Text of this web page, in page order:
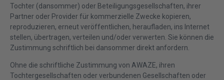
Tochter (dansommer) oder Beteiligungsgesellschaften, ihrer
Partner oder Provider für kommerzielle Zwecke kopieren,
reproduzieren, erneut veröffentlichen, heraufladen, ins Internet
stellen, übertragen, verteilen und/oder verwerten. Sie können die
Zustimmung schriftlich bei dansommer direkt anfordern.
Ohne die schriftliche Zustimmung von AWAZE, ihren
Tochtergesellschaften oder verbundenen Gesellschaften oder